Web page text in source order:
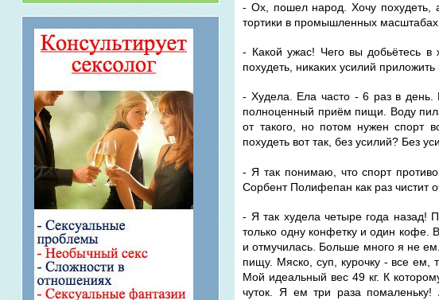
- Ох, пошел народ. Хочу похудеть,
тортики в промышленных
- Какой ужас! Чего вы добьётесь
похудеть, никаких усилий приложить
- Худела. Ела часто - 6 раз в
полноценный приём пищи. Воду
от такого, но потом нужен спорт
похудеть вот так, без усилий? Без
- Я так понимаю, что спорт
Сорбент Полифепан как раз чистит
- Я так худела четыре года
только одну конфетку и один кофе.
и отмучилась. Больше много я не
пищу. Мяско, суп, курочку - все ем,
Мой идеальный вес 49 кг. К
чуток. Я ем три раза